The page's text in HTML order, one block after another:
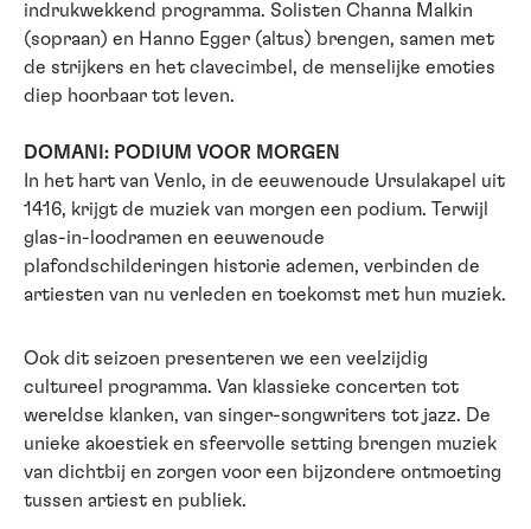
indrukwekkend programma. Solisten Channa Malkin
(sopraan) en Hanno Egger (altus) brengen, samen met
de strijkers en het clavecimbel, de menselijke emoties
diep hoorbaar tot leven.
DOMANI: PODIUM VOOR MORGEN
In het hart van Venlo, in de eeuwenoude Ursulakapel uit
1416, krijgt de muziek van morgen een podium. Terwijl
glas-in-loodramen en eeuwenoude
plafondschilderingen historie ademen, verbinden de
artiesten van nu verleden en toekomst met hun muziek.
Ook dit seizoen presenteren we een veelzijdig
cultureel programma. Van klassieke concerten tot
wereldse klanken, van singer-songwriters tot jazz. De
unieke akoestiek en sfeervolle setting brengen muziek
van dichtbij en zorgen voor een bijzondere ontmoeting
tussen artiest en publiek.